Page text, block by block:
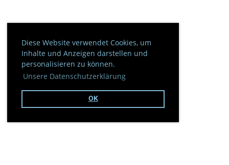
Diese Website verwendet Cookies, um
Inhalte und Anzeigen darstellen und
personalisieren zu können.
Unsere Datenschutzerklärung
OK